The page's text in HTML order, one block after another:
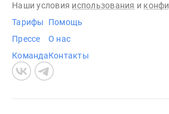
Наши условия использования и
Тарифы
Прессе
Команда
Помощь
О нас
Контакты